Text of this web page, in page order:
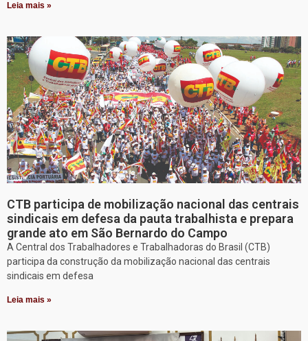
Leia mais »
CTB participa de mobilização nacional das centrais
sindicais em defesa da pauta trabalhista e prepara
grande ato em São Bernardo do Campo
A Central dos Trabalhadores e Trabalhadoras do Brasil (CTB)
participa da construção da mobilização nacional das centrais
sindicais em defesa
Leia mais »